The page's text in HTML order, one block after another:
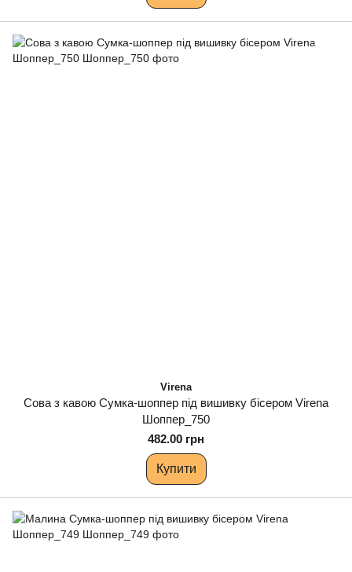
Virena
Сова з кавою Сумка-шоппер під вишивку бісером Virena
Шоппер_750
482.00 грн
Купити